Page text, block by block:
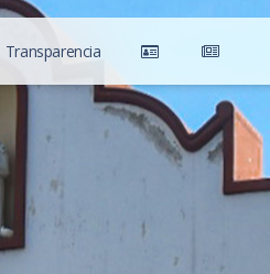
Transparencia